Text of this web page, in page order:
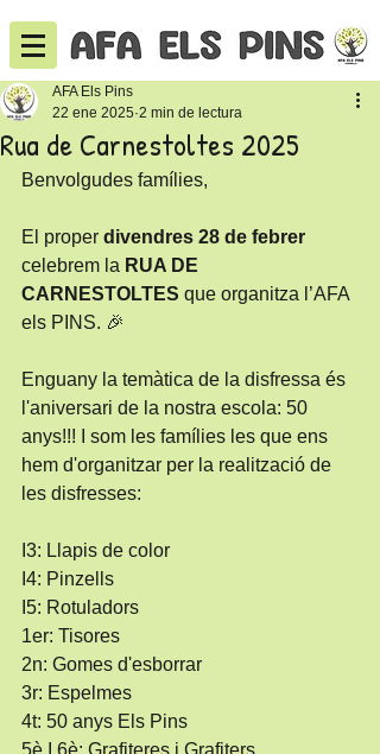
Rua de Carnestoltes 2025
AFA Els Pins
22 ene 2025 2 min de lectura
Benvolgudes famílies,
El proper divendres 28 de febrer
celebrem la RUA DE
CARNESTOLTES que organitza l’AFA
els PINS. 🎉
Enguany la temàtica de la disfressa és
l'aniversari de la nostra escola: 50
anys!!! I som les famílies les que ens
hem d'organitzar per la realització de
les disfresses:
I3: Llapis de color
I4: Pinzells
I5: Rotuladors
1er: Tisores
2n: Gomes d'esborrar
3r: Espelmes
4t: 50 anys Els Pins
5è I 6è: Grafiteres i Grafiters